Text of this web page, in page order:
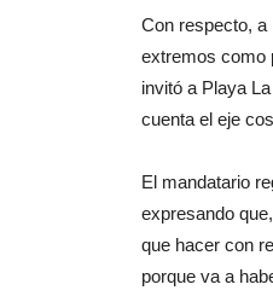
Con respecto, a
extremos como
invitó a Playa
cuenta el eje
El mandatario
expresando
que hacer con
porque va a